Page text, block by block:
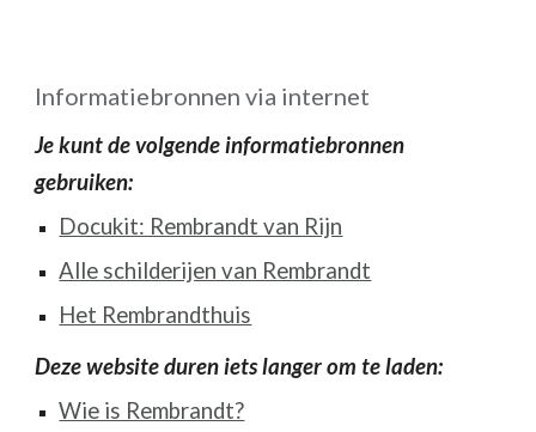
Informatiebronnen via internet
Je kunt de volgende informatiebronnen
gebruiken:
Docukit: Rembrandt van Rijn
Alle schilderijen van Rembrandt
Het Rembrandthuis
Deze website duren iets langer om te laden:
Wie is Rembrandt?